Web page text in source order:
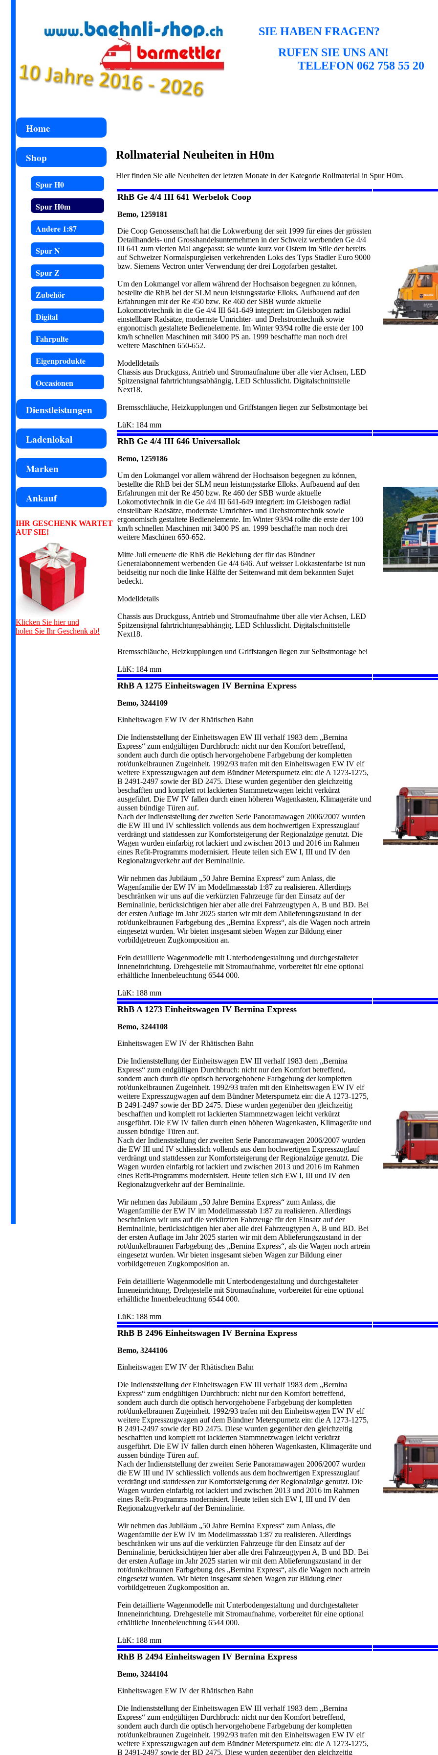
SIE HABEN FRAGEN?
RUFEN SIE UNS AN!
TELEFON 062 758 55 20
Home
Shop
Spur H0
Spur H0m
Andere 1:87
Spur N
Spur Z
Zubehör
Digital
Fahrpulte
Eigenprodukte
Occasionen
Dienstleistungen
Ladenlokal
Marken
Ankauf
IHR GESCHENK WARTET
AUF SIE!
Klicken Sie hier und
holen Sie Ihr Geschenk ab!
Rollmaterial Neuheiten in H0m
Hier finden Sie alle Neuheiten der letzten Monate in der Kategorie Rollmaterial in Spur H0m.
RhB Ge 4/4 III 641 Werbelok Coop
Bemo, 1259181
Die Coop Genossenschaft hat die Lokwerbung der seit 1999 für eines der grössten
Detailhandels- und Grosshandelsunternehmen in der Schweiz werbenden Ge 4/4
III 641 zum vierten Mal angepasst: sie wurde kurz vor Ostern im Stile der bereits
auf Schweizer Normalspurgleisen verkehrenden Loks des Typs Stadler Euro 9000
bzw. Siemens Vectron unter Verwendung der drei Logofarben gestaltet.
Um den Lokmangel vor allem während der Hochsaison begegnen zu können,
bestellte die RhB bei der SLM neun leistungsstarke Elloks. Aufbauend auf den
Erfahrungen mit der Re 450 bzw. Re 460 der SBB wurde aktuelle
Lokomotivtechnik in die Ge 4/4 III 641-649 integriert: im Gleisbogen radial
einstellbare Radsätze, modernste Umrichter- und Drehstromtechnik sowie
ergonomisch gestaltete Bedienelemente. Im Winter 93/94 rollte die erste der 100
km/h schnellen Maschinen mit 3400 PS an. 1999 beschaffte man noch drei
weitere Maschinen 650-652.
Modelldetails
Chassis aus Druckguss, Antrieb und Stromaufnahme über alle vier Achsen, LED
Spitzensignal fahrtrichtungsabhängig, LED Schlusslicht. Digitalschnittstelle
Next18.
Bremsschläuche, Heizkupplungen und Griffstangen liegen zur Selbstmontage bei
LüK: 184 mm
RhB Ge 4/4 III 646 Universallok
Bemo, 1259186
Um den Lokmangel vor allem während der Hochsaison begegnen zu können,
bestellte die RhB bei der SLM neun leistungsstarke Elloks. Aufbauend auf den
Erfahrungen mit der Re 450 bzw. Re 460 der SBB wurde aktuelle
Lokomotivtechnik in die Ge 4/4 III 641-649 integriert: im Gleisbogen radial
einstellbare Radsätze, modernste Umrichter- und Drehstromtechnik sowie
ergonomisch gestaltete Bedienelemente. Im Winter 93/94 rollte die erste der 100
km/h schnellen Maschinen mit 3400 PS an. 1999 beschaffte man noch drei
weitere Maschinen 650-652.
Mitte Juli erneuerte die RhB die Beklebung der für das Bündner
Generalabonnement werbenden Ge 4/4 646. Auf weisser Lokkastenfarbe ist nun
beidseitig nur noch die linke Hälfte der Seitenwand mit dem bekannten Sujet
bedeckt.
Modelldetails
Chassis aus Druckguss, Antrieb und Stromaufnahme über alle vier Achsen, LED
Spitzensignal fahrtrichtungsabhängig, LED Schlusslicht. Digitalschnittstelle
Next18.
Bremsschläuche, Heizkupplungen und Griffstangen liegen zur Selbstmontage bei
LüK: 184 mm
RhB A 1275 Einheitswagen IV Bernina Express
Bemo, 3244109
Einheitswagen EW IV der Rhätischen Bahn
Die Indienststellung der Einheitswagen EW III verhalf 1983 dem „Bernina
Express“ zum endgültigen Durchbruch: nicht nur den Komfort betreffend,
sondern auch durch die optisch hervorgehobene Farbgebung der kompletten
rot/dunkelbraunen Zugeinheit. 1992/93 trafen mit den Einheitswagen EW IV elf
weitere Expresszugwagen auf dem Bündner Meterspurnetz ein: die A 1273-1275,
B 2491-2497 sowie der BD 2475. Diese wurden gegenüber den gleichzeitig
beschafften und komplett rot lackierten Stammnetzwagen leicht verkürzt
ausgeführt. Die EW IV fallen durch einen höheren Wagenkasten, Klimageräte und
aussen bündige Türen auf.
Nach der Indienststellung der zweiten Serie Panoramawagen 2006/2007 wurden
die EW III und IV schliesslich vollends aus dem hochwertigen Expresszuglauf
verdrängt und stattdessen zur Komfortsteigerung der Regionalzüge genutzt. Die
Wagen wurden einfarbig rot lackiert und zwischen 2013 und 2016 im Rahmen
eines Refit-Programms modernisiert. Heute teilen sich EW I, III und IV den
Regionalzugverkehr auf der Berninalinie.
Wir nehmen das Jubiläum „50 Jahre Bernina Express“ zum Anlass, die
Wagenfamilie der EW IV im Modellmassstab 1:87 zu realisieren. Allerdings
beschränken wir uns auf die verkürzten Fahrzeuge für den Einsatz auf der
Berninalinie, berücksichtigen hier aber alle drei Fahrzeugtypen A, B und BD. Bei
der ersten Auflage im Jahr 2025 starten wir mit dem Ablieferungszustand in der
rot/dunkelbraunen Farbgebung des „Bernina Express“, als die Wagen noch artrein
eingesetzt wurden. Wir bieten insgesamt sieben Wagen zur Bildung einer
vorbildgetreuen Zugkomposition an.
Fein detaillierte Wagenmodelle mit Unterbodengestaltung und durchgestalteter
Inneneinrichtung. Drehgestelle mit Stromaufnahme, vorbereitet für eine optional
erhältliche Innenbeleuchtung 6544 000.
LüK: 188 mm
RhB A 1273 Einheitswagen IV Bernina Express
Bemo, 3244108
Einheitswagen EW IV der Rhätischen Bahn
Die Indienststellung der Einheitswagen EW III verhalf 1983 dem „Bernina
Express“ zum endgültigen Durchbruch: nicht nur den Komfort betreffend,
sondern auch durch die optisch hervorgehobene Farbgebung der kompletten
rot/dunkelbraunen Zugeinheit. 1992/93 trafen mit den Einheitswagen EW IV elf
weitere Expresszugwagen auf dem Bündner Meterspurnetz ein: die A 1273-1275,
B 2491-2497 sowie der BD 2475. Diese wurden gegenüber den gleichzeitig
beschafften und komplett rot lackierten Stammnetzwagen leicht verkürzt
ausgeführt. Die EW IV fallen durch einen höheren Wagenkasten, Klimageräte und
aussen bündige Türen auf.
Nach der Indienststellung der zweiten Serie Panoramawagen 2006/2007 wurden
die EW III und IV schliesslich vollends aus dem hochwertigen Expresszuglauf
verdrängt und stattdessen zur Komfortsteigerung der Regionalzüge genutzt. Die
Wagen wurden einfarbig rot lackiert und zwischen 2013 und 2016 im Rahmen
eines Refit-Programms modernisiert. Heute teilen sich EW I, III und IV den
Regionalzugverkehr auf der Berninalinie.
Wir nehmen das Jubiläum „50 Jahre Bernina Express“ zum Anlass, die
Wagenfamilie der EW IV im Modellmassstab 1:87 zu realisieren. Allerdings
beschränken wir uns auf die verkürzten Fahrzeuge für den Einsatz auf der
Berninalinie, berücksichtigen hier aber alle drei Fahrzeugtypen A, B und BD. Bei
der ersten Auflage im Jahr 2025 starten wir mit dem Ablieferungszustand in der
rot/dunkelbraunen Farbgebung des „Bernina Express“, als die Wagen noch artrein
eingesetzt wurden. Wir bieten insgesamt sieben Wagen zur Bildung einer
vorbildgetreuen Zugkomposition an.
Fein detaillierte Wagenmodelle mit Unterbodengestaltung und durchgestalteter
Inneneinrichtung. Drehgestelle mit Stromaufnahme, vorbereitet für eine optional
erhältliche Innenbeleuchtung 6544 000.
LüK: 188 mm
RhB B 2496 Einheitswagen IV Bernina Express
Bemo, 3244106
Einheitswagen EW IV der Rhätischen Bahn
Die Indienststellung der Einheitswagen EW III verhalf 1983 dem „Bernina
Express“ zum endgültigen Durchbruch: nicht nur den Komfort betreffend,
sondern auch durch die optisch hervorgehobene Farbgebung der kompletten
rot/dunkelbraunen Zugeinheit. 1992/93 trafen mit den Einheitswagen EW IV elf
weitere Expresszugwagen auf dem Bündner Meterspurnetz ein: die A 1273-1275,
B 2491-2497 sowie der BD 2475. Diese wurden gegenüber den gleichzeitig
beschafften und komplett rot lackierten Stammnetzwagen leicht verkürzt
ausgeführt. Die EW IV fallen durch einen höheren Wagenkasten, Klimageräte und
aussen bündige Türen auf.
Nach der Indienststellung der zweiten Serie Panoramawagen 2006/2007 wurden
die EW III und IV schliesslich vollends aus dem hochwertigen Expresszuglauf
verdrängt und stattdessen zur Komfortsteigerung der Regionalzüge genutzt. Die
Wagen wurden einfarbig rot lackiert und zwischen 2013 und 2016 im Rahmen
eines Refit-Programms modernisiert. Heute teilen sich EW I, III und IV den
Regionalzugverkehr auf der Berninalinie.
Wir nehmen das Jubiläum „50 Jahre Bernina Express“ zum Anlass, die
Wagenfamilie der EW IV im Modellmassstab 1:87 zu realisieren. Allerdings
beschränken wir uns auf die verkürzten Fahrzeuge für den Einsatz auf der
Berninalinie, berücksichtigen hier aber alle drei Fahrzeugtypen A, B und BD. Bei
der ersten Auflage im Jahr 2025 starten wir mit dem Ablieferungszustand in der
rot/dunkelbraunen Farbgebung des „Bernina Express“, als die Wagen noch artrein
eingesetzt wurden. Wir bieten insgesamt sieben Wagen zur Bildung einer
vorbildgetreuen Zugkomposition an.
Fein detaillierte Wagenmodelle mit Unterbodengestaltung und durchgestalteter
Inneneinrichtung. Drehgestelle mit Stromaufnahme, vorbereitet für eine optional
erhältliche Innenbeleuchtung 6544 000.
LüK: 188 mm
RhB B 2494 Einheitswagen IV Bernina Express
Bemo, 3244104
Einheitswagen EW IV der Rhätischen Bahn
Die Indienststellung der Einheitswagen EW III verhalf 1983 dem „Bernina
Express“ zum endgültigen Durchbruch: nicht nur den Komfort betreffend,
sondern auch durch die optisch hervorgehobene Farbgebung der kompletten
rot/dunkelbraunen Zugeinheit. 1992/93 trafen mit den Einheitswagen EW IV elf
weitere Expresszugwagen auf dem Bündner Meterspurnetz ein: die A 1273-1275,
B 2491-2497 sowie der BD 2475. Diese wurden gegenüber den gleichzeitig